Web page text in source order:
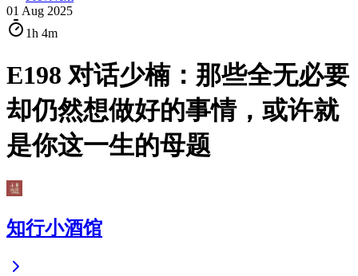
01 Aug 2025
1h 4m
E198 对话少楠：那些全无必要
却仍然想做好的事情，或许就
是你这一生的母题
知行小酒馆